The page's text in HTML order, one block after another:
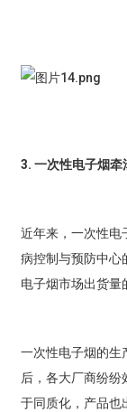
3. 一次性电子烟牵
近年来，一次性电
病控制与预防中心
电子烟市场出货量
一次性电子烟的生
后，各大厂商纷纷
于同质化，产品也